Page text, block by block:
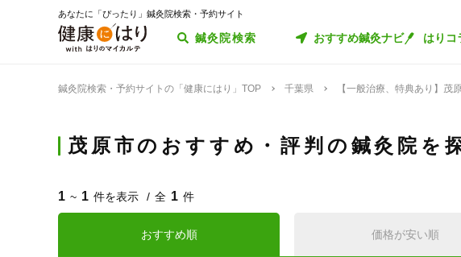
あなたに「ぴったり」鍼灸院検索・予約サイト
鍼灸院検索 おすすめ鍼灸ナビ はりコ
鍼灸院検索・予約サイトの「健康にはり」TOP 千葉県 【一般治療、特典あり】茂
茂原市のおすすめ・評判の鍼灸院を
1 ~ 1 件を表示 全 1 件
おすすめ順 価格が安い順